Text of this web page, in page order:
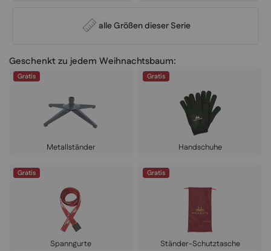
alle Größen dieser Serie
Geschenkt zu jedem Weihnachtsbaum:
Gratis
Metallständer
Gratis
Handschuhe
Gratis
Spanngurte
Gratis
Ständer-Schutztasche